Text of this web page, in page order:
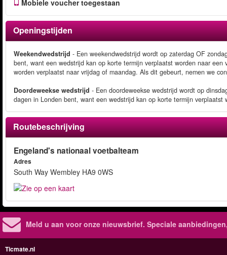
Mobiele voucher toegestaan
Openingstijden
Weekendwedstrijd - Een weekendwedstrijd wordt op zaterdag OF
bent, want een wedstrijd kan op korte termijn verplaatst worden naar
worden verplaatst naar vrijdag of maandag. Als dit gebeurt, nemen we
Doordeweekse wedstrijd - Een doordeweekse wedstrijd wordt op
dagen in Londen bent, want een wedstrijd kan op korte termijn verplaatst
Routebeschrijving
Engeland's nationaal voetbalteam
Adres
South Way Wembley HA9 0WS
Meld u aan voor onze nieuwsbrief. Speciale
Ticmate.nl